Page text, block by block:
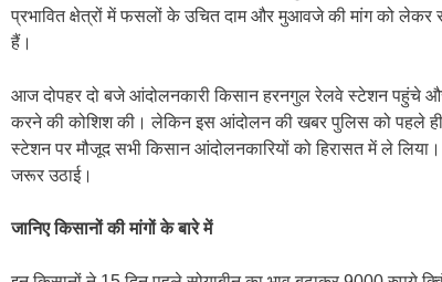
प्रभावित क्षेत्रों में फसलों के उचित दाम और मुआवजे की मांग को
हैं।
आज दोपहर दो बजे आंदोलनकारी किसान हरनगुल रेलवे स्टेशन पहुंचे
करने की कोशिश की। लेकिन इस आंदोलन की खबर पुलिस को पहले
स्टेशन पर मौजूद सभी किसान आंदोलनकारियों को हिरासत में ले
जरूर उठाई।
जानिए किसानों की मांगों के बारे में